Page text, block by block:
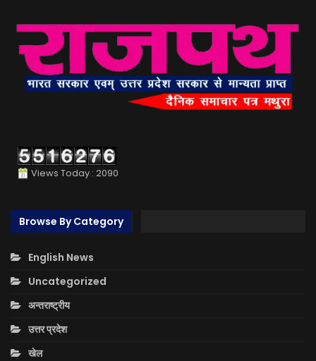
Views Today : 2090
Browse By Category
English News
Uncategorized
अन्तराष्ट्रीय
उत्तर प्रदेश
खेल